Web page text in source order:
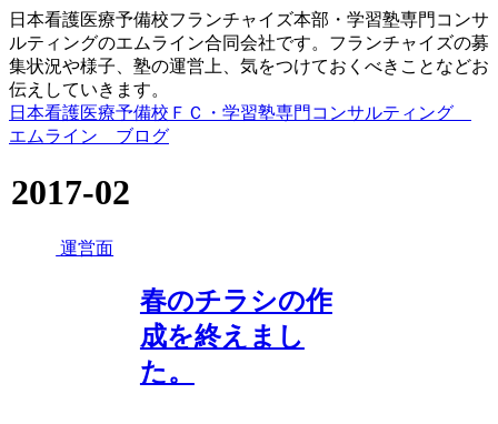
日本看護医療予備校フランチャイズ本部・学習塾専門コンサ
ルティングのエムライン合同会社です。フランチャイズの募
集状況や様子、塾の運営上、気をつけておくべきことなどお
伝えしていきます。
日本看護医療予備校ＦＣ・学習塾専門コンサルティング
エムライン ブログ
2017-02
運営面
春のチラシの作
成を終えまし
た。